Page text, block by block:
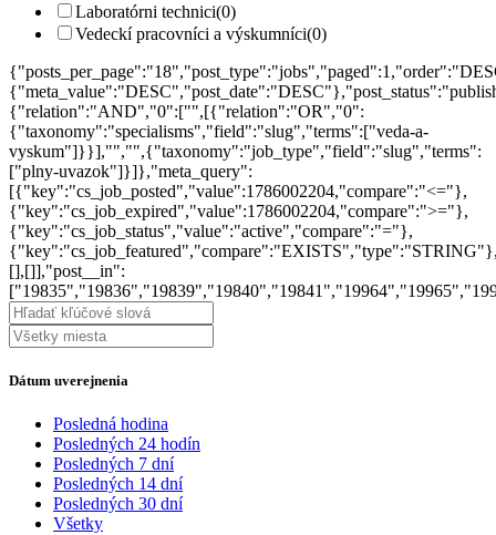
Laboratórni technici(0)
Vedeckí pracovníci a výskumníci(0)
{"relation":"AND","0":["",[{"relation":"OR","0":
{"taxonomy":"specialisms","field":"slug","terms":["veda-a-
vyskum"]}}],"","",{"taxonomy":"job_type","field":"slug","terms":
["plny-uvazok"]}]},"meta_query":
[{"key":"cs_job_posted","value":1786002204,"compare":"<="},
{"key":"cs_job_expired","value":1786002204,"compare":">="},
{"key":"cs_job_status","value":"active","compare":"="},
[],[]],"post__in":
Dátum uverejnenia
Posledná hodina
Posledných 24 hodín
Posledných 7 dní
Posledných 14 dní
Posledných 30 dní
Všetky